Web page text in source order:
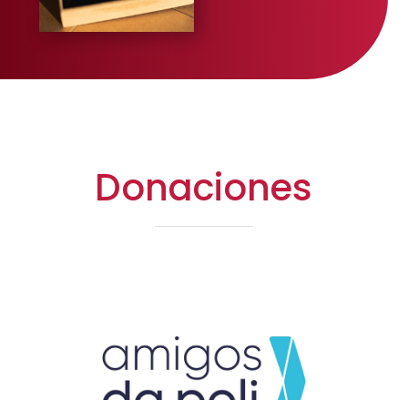
Donaciones